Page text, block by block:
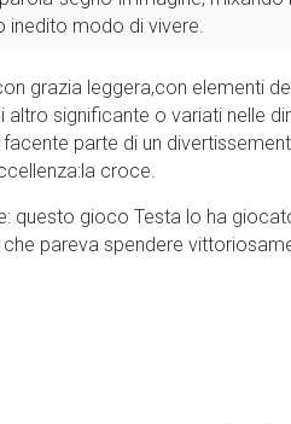
inedito modo di vivere.
grazia leggera,con elementi
significante o variati nelle
parte di un
croce.
questo gioco Testa lo ha
pareva spendere